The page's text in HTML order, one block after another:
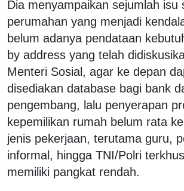
Dia menyampaikan sejumlah isu
perumahan yang menjadi
belum adanya pendataan
by address yang telah
Menteri Sosial, agar ke depan
disediakan database bagi bank
pengembang, lalu penyerapan
kepemilikan rumah belum rata
jenis pekerjaan, terutama guru,
informal, hingga TNI/Polri
memiliki pangkat rendah.